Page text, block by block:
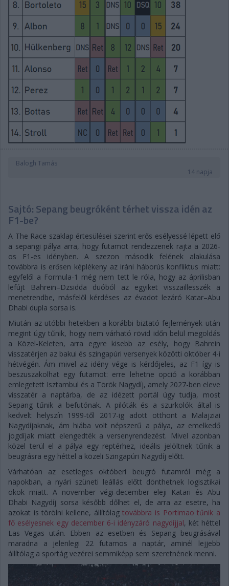
Balogh Tamás
14 napja
Sajtó: Sepang beugróként térhet vissza idén az
F1-be?
A The Race szaklap értesülései szerint erős esélyessé lépett elő
a sepangi pálya arra, hogy futamot rendezzenek rajta a 2026-
os F1-es idényben. A szezon második felének alakulása
továbbra is erősen képlékeny az iráni háborús konfliktus miatt:
egyfelől a Formula-1 még nem tett le róla, hogy az áprilisban
lefújt Bahrein–Dzsidda duóból az egyiket visszaillesszék a
menetrendbe, másfelől kérdéses az évadot lezáró Katar–Abu
Dhabi dupla sorsa is.
Miután az utóbbi hetekben a korábbi biztató fejlemények után
megint úgy tűnik, hogy nem várható rövid időn belül megoldás
a Közel-Keleten, arra egyre kisebb az esély, hogy Bahrein
visszatérjen az bakui és szingapúri versenyek közötti október 4-i
hétvégén. Ám mivel az idény vége is kérdőjeles, az F1 így is
beszuszakolhat egy futamot: erre lehetne opció a korábban
emlegetett Isztambul és a Török Nagydíj, amely 2027-ben eleve
visszatér a naptárba, de az idézett portál úgy tudja, most
Sepang tűnik a befutónak. A pilóták és a szurkolók által is
kedvelt helyszín 1999-től 2017-ig adott otthont a Malajziai
Nagydíjaknak, ám hiába volt népszerű a pálya, az emelkedő
jogdíjak miatt elengedték a versenyrendezést. Mivel azonban
közel terül el a pálya egy reptérhez, ideális jelöltnek tűnik a
beugrásra egy héttel a közeli Szingapúri Nagydíj előtt.
Várhatóan az esetleges októberi beugró futamról még a
napokban, a nyári szüneti leállás előtt dönthetnek logisztikai
okok miatt. A november végi-december eleji Katari és Abu
Dhabi Nagydíj sorsa később dőlhet el, de arra az esetre, ha
azokat is törölni kellene, állítólagtovábbra is Portimao tűnik a
fő esélyesnek egy december 6-i idényzáró nagydíjjal, két héttel
Las Vegas után. Ebben az esetben és Sepang beugrásával
maradna a jelenlegi 22 futamos a naptár, aminél lejjebb
állítólag a sportág vezérei semmiképp sem szeretnének menni.